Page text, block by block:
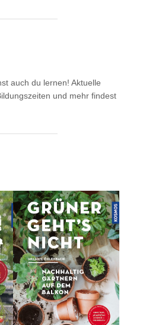
auch du lernen! Aktuelle
und mehr findest